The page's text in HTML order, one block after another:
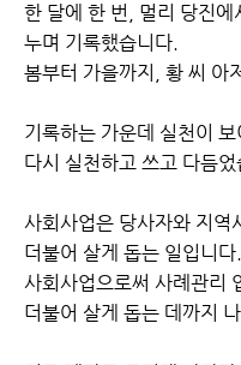
한 달에 한 번, 멀리 당진
누며 기록했습니다.
봄부터 가을까지, 황 씨 아
기록하는 가운데 실천이 보
다시 실천하고 쓰고 다듬
사회사업은 당사자와 지역
더불어 살게 돕는 일입니다.
사회사업으로써 사례관리
더불어 살게 돕는 데까지